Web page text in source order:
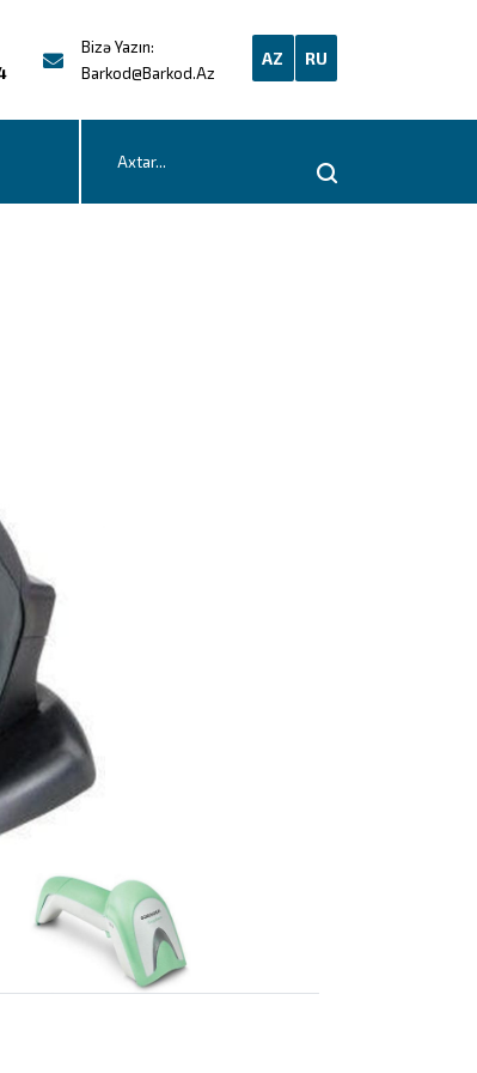
Bizə Yazın:
Barkod@barkod.az
AZ RU